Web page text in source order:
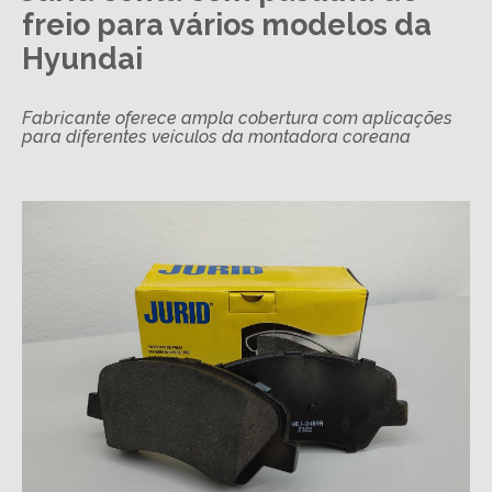
freio para vários modelos da
Hyundai
Fabricante oferece ampla cobertura com aplicações
para diferentes veículos da montadora coreana